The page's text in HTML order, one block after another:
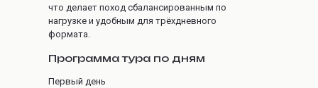
что делает поход сбалансированным по
нагрузке и удобным для трёхдневного
формата.
Программа тура по дням
Первый день